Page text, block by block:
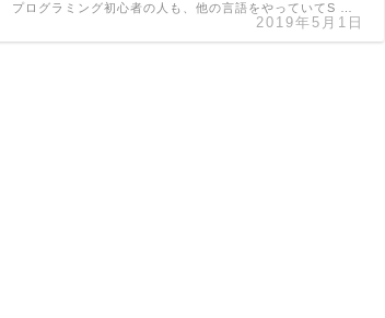
2019年5月1日
プログラミング初心者の人も、他の言語をやっていてS …